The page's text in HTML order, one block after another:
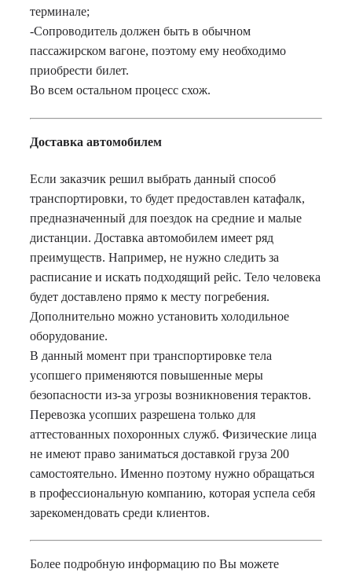
терминале;
-Сопроводитель должен быть в обычном
пассажирском вагоне, поэтому ему необходимо
приобрести билет.
Во всем остальном процесс схож.
Доставка автомобилем
Если заказчик решил выбрать данный способ
транспортировки, то будет предоставлен катафалк,
предназначенный для поездок на средние и малые
дистанции. Доставка автомобилем имеет ряд
преимуществ. Например, не нужно следить за
расписание и искать подходящий рейс. Тело человека
будет доставлено прямо к месту погребения.
Дополнительно можно установить холодильное
оборудование.
В данный момент при транспортировке тела
усопшего применяются повышенные меры
безопасности из-за угрозы возникновения терактов.
Перевозка усопших разрешена только для
аттестованных похоронных служб. Физические лица
не имеют право заниматься доставкой груза 200
самостоятельно. Именно поэтому нужно обращаться
в профессиональную компанию, которая успела себя
зарекомендовать среди клиентов.
Более подробную информацию по Вы можете